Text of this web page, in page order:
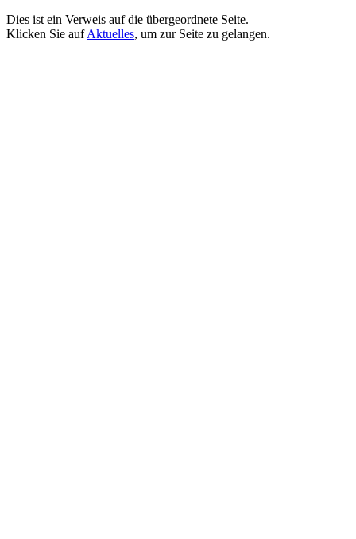
Dies ist ein Verweis auf die übergeordnete Seite.
Klicken Sie aufAktuelles, um zur Seite zu gelangen.